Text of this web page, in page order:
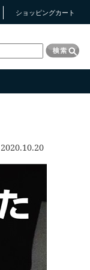
ショッピングカート
2020.10.20